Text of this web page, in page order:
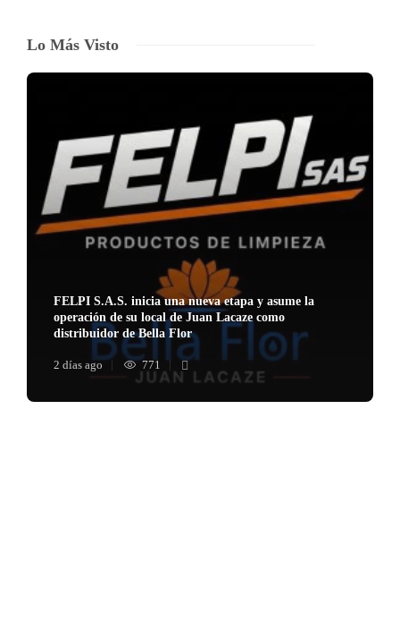
Lo Más Visto
FELPI S.A.S. inicia una nueva etapa y asume la
operación de su local de Juan Lacaze como
distribuidor de Bella Flor
2 días ago 771